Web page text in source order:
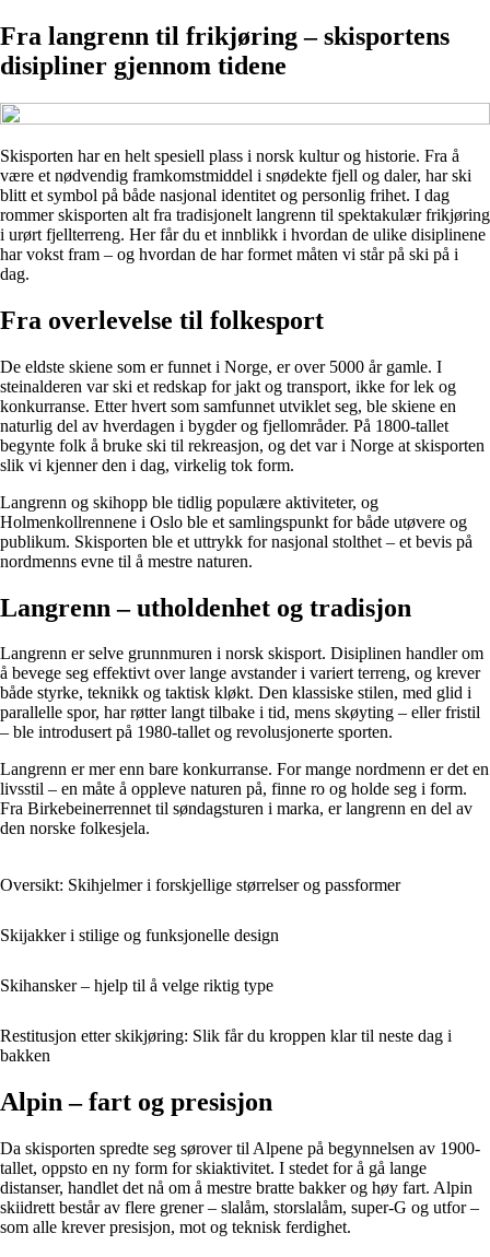
Fra langrenn til frikjøring – skisportens
disipliner gjennom tidene
Skisporten har en helt spesiell plass i norsk kultur og historie. Fra å
være et nødvendig framkomstmiddel i snødekte fjell og daler, har ski
blitt et symbol på både nasjonal identitet og personlig frihet. I dag
rommer skisporten alt fra tradisjonelt langrenn til spektakulær frikjøring
i urørt fjellterreng. Her får du et innblikk i hvordan de ulike disiplinene
har vokst fram – og hvordan de har formet måten vi står på ski på i
dag.
Fra overlevelse til folkesport
De eldste skiene som er funnet i Norge, er over 5000 år gamle. I
steinalderen var ski et redskap for jakt og transport, ikke for lek og
konkurranse. Etter hvert som samfunnet utviklet seg, ble skiene en
naturlig del av hverdagen i bygder og fjellområder. På 1800-tallet
begynte folk å bruke ski til rekreasjon, og det var i Norge at skisporten
slik vi kjenner den i dag, virkelig tok form.
Langrenn og skihopp ble tidlig populære aktiviteter, og
Holmenkollrennene i Oslo ble et samlingspunkt for både utøvere og
publikum. Skisporten ble et uttrykk for nasjonal stolthet – et bevis på
nordmenns evne til å mestre naturen.
Langrenn – utholdenhet og tradisjon
Langrenn er selve grunnmuren i norsk skisport. Disiplinen handler om
å bevege seg effektivt over lange avstander i variert terreng, og krever
både styrke, teknikk og taktisk kløkt. Den klassiske stilen, med glid i
parallelle spor, har røtter langt tilbake i tid, mens skøyting – eller fristil
– ble introdusert på 1980-tallet og revolusjonerte sporten.
Langrenn er mer enn bare konkurranse. For mange nordmenn er det en
livsstil – en måte å oppleve naturen på, finne ro og holde seg i form.
Fra Birkebeinerrennet til søndagsturen i marka, er langrenn en del av
den norske folkesjela.
Oversikt: Skihjelmer i forskjellige størrelser og passformer
Skijakker i stilige og funksjonelle design
Skihansker – hjelp til å velge riktig type
Restitusjon etter skikjøring: Slik får du kroppen klar til neste dag i
bakken
Alpin – fart og presisjon
Da skisporten spredte seg sørover til Alpene på begynnelsen av 1900-
tallet, oppsto en ny form for skiaktivitet. I stedet for å gå lange
distanser, handlet det nå om å mestre bratte bakker og høy fart. Alpin
skiidrett består av flere grener – slalåm, storslalåm, super-G og utfor –
som alle krever presisjon, mot og teknisk ferdighet.